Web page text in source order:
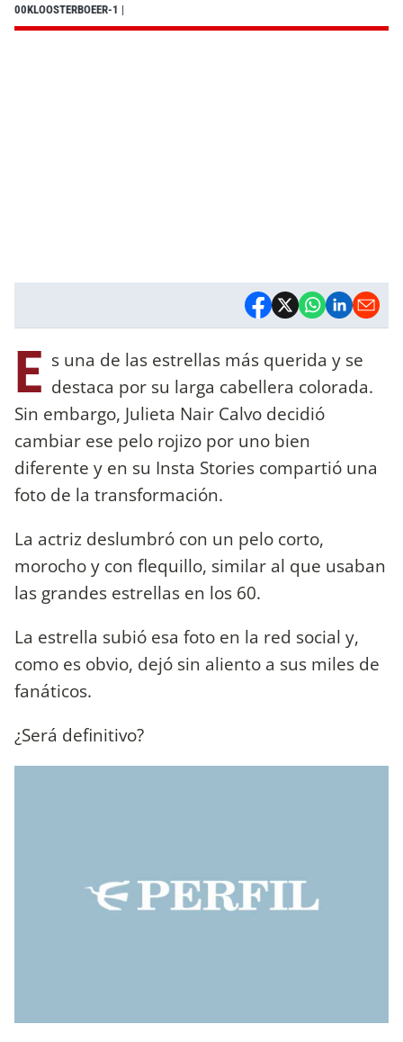
00KLOOSTERBOEER-1 |
E s una de las estrellas más querida y se
destaca por su larga cabellera colorada.
Sin embargo, Julieta Nair Calvo decidió
cambiar ese pelo rojizo por uno bien
diferente y en su Insta Stories compartió una
foto de la transformación.
La actriz deslumbró con un pelo corto,
morocho y con flequillo, similar al que usaban
las grandes estrellas en los 60.
La estrella subió esa foto en la red social y,
como es obvio, dejó sin aliento a sus miles de
fanáticos.
¿Será definitivo?